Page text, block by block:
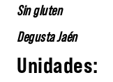
Sin gluten
Degusta Jaén